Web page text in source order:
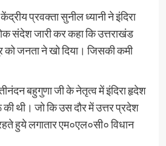
प्रवक्ता सुनील ध्यानी ने इंदिरा
संदेश जारी कर कहा कि उत्तराखंड
को जनता ने खो दिया। जिसकी कमी
बहुगुणा जी के नेतृत्व में इंदिरा हृदेश
की थी। जो कि उस दौर में उत्तर प्रदेश
हुये लगातार एम०एल०सी० विधान